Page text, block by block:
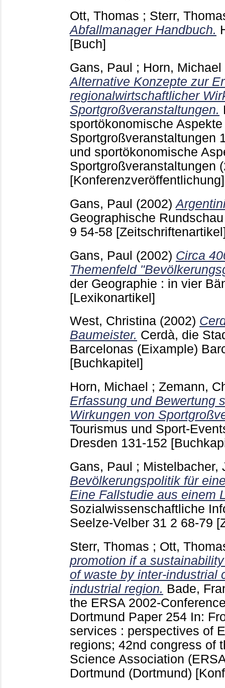
Ott, Thomas ; Sterr,
Abfallmanager Handbuch.
[Buch]
Gans, Paul ; Horn, Michael
Alternative Konzepte zur
regionalwirtschaftlicher
Sportgroßveranstaltungen.
sportökonomische
Sportgroßveranstaltungen
und sportökonomische
Sportgroßveranstaltungen
[Konferenzveröffentlichung]
Gans, Paul (2002)
Geographische
9 54-58
Gans, Paul (2002) Circa
Themenfeld
der Geographie : in vier
[Lexikonartikel]
West, Christina (2002)
Baumeister. Cerdà, die
Barcelonas (Eixample)
[Buchkapitel]
Horn, Michael ; Zemann,
Erfassung und Bewertung
Wirkungen von
Tourismus und Sport-
Dresden 131-152
Gans, Paul ; Mistelbacher,
Bevölkerungspolitik für
Eine Fallstudie aus einem
Sozialwissenschaftliche
Seelze-Velber 31 2 68-79
Sterr, Thomas ; Ott,
promotion if a
of waste by inter-industrial
industrial region. Bade,
the ERSA 2002-
Dortmund Paper 254 In:
services : perspectives of
regions; 42nd congress of
Science Association
Dortmund (Dortmund)